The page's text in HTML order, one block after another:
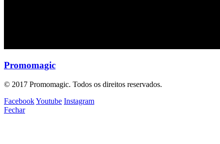
Promomagic
© 2017 Promomagic. Todos os direitos reservados.
FacebookYoutube Instagram
Fechar